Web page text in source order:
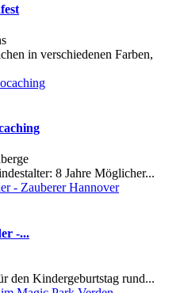
in verschiedenen Farben,
8 Jahre Möglicher...
-...
den Kindergeburtstag rund...